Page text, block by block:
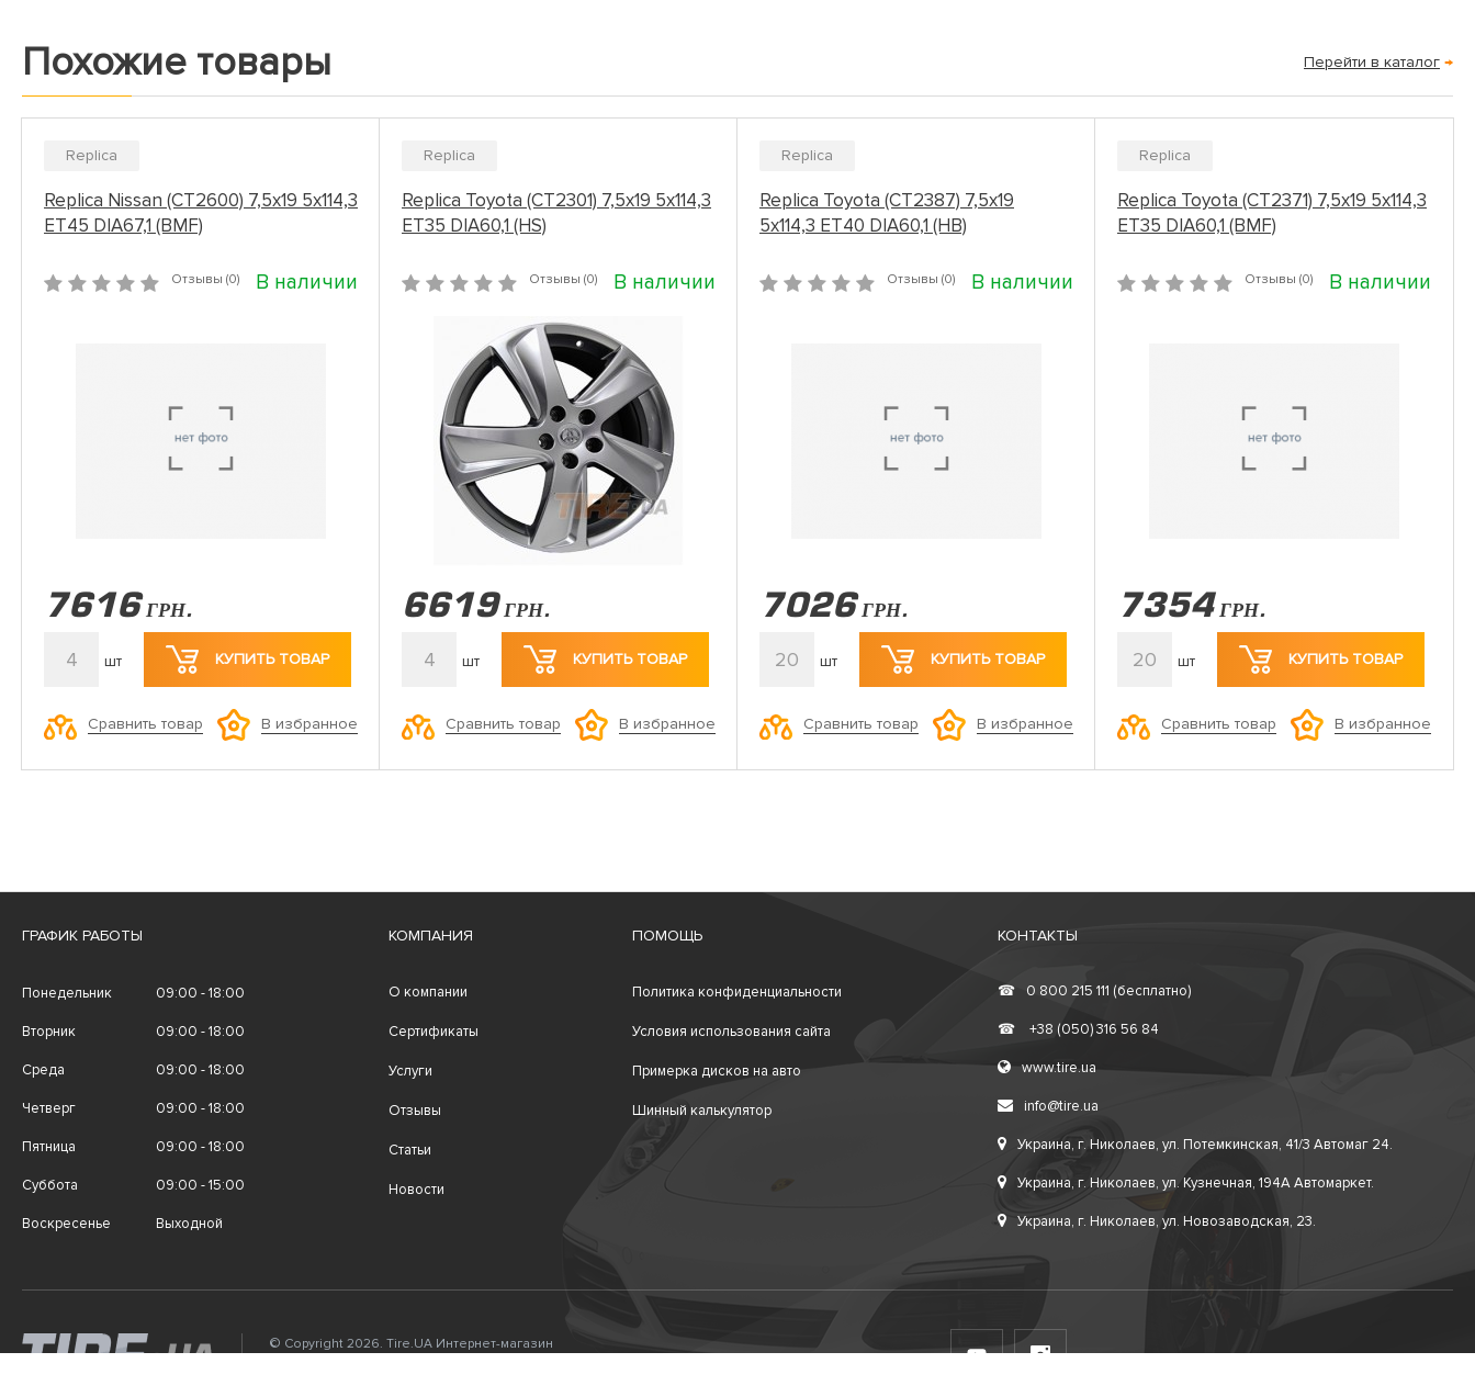
Похожие товары Перейти в каталог →
Replica
Replica Nissan (CT2600) 7,5x19 5x114,3
ET45 DIA67,1 (BMF)
Отзывы (0) В наличии
7616 ГРН.
4 шт КУПИТЬ ТОВАР
Сравнить товар В избранное
Replica
Replica Toyota (CT2301) 7,5x19 5x114,3
ET35 DIA60,1 (HS)
Отзывы (0) В наличии
6619 ГРН.
4 шт КУПИТЬ ТОВАР
Сравнить товар В избранное
Replica
Replica Toyota (CT2387) 7,5x19
5x114,3 ET40 DIA60,1 (HB)
Отзывы (0) В наличии
7026 ГРН.
20 шт КУПИТЬ ТОВАР
Сравнить товар В избранное
Replica
Replica Toyota (CT2371) 7,5x19 5x114,3
ET35 DIA60,1 (BMF)
Отзывы (0) В наличии
7354 ГРН.
20 шт КУПИТЬ ТОВАР
Сравнить товар В избранное
ГРАФИК РАБОТЫ
Понедельник 09:00 - 18:00
Вторник 09:00 - 18:00
Среда 09:00 - 18:00
Четверг 09:00 - 18:00
Пятница 09:00 - 18:00
Суббота 09:00 - 15:00
Воскресенье Выходной
КОМПАНИЯ
О компании
Сертификаты
Услуги
Отзывы
Статьи
Новости
ПОМОЩЬ
Политика конфиденциальности
Условия использования сайта
Примерка дисков на авто
Шинный калькулятор
КОНТАКТЫ
☎ 0 800 215 111 (бесплатно)
☎ +38 (050) 316 56 84
www.tire.ua
info@tire.ua
Украина, г. Николаев, ул. Потемкинская, 41/3 Автомаг 24.
Украина, г. Николаев, ул. Кузнечная, 194А Автомаркет.
Украина, г. Николаев, ул. Новозаводская, 23.
© Copyright 2026. Tire.UA Интернет-магазин